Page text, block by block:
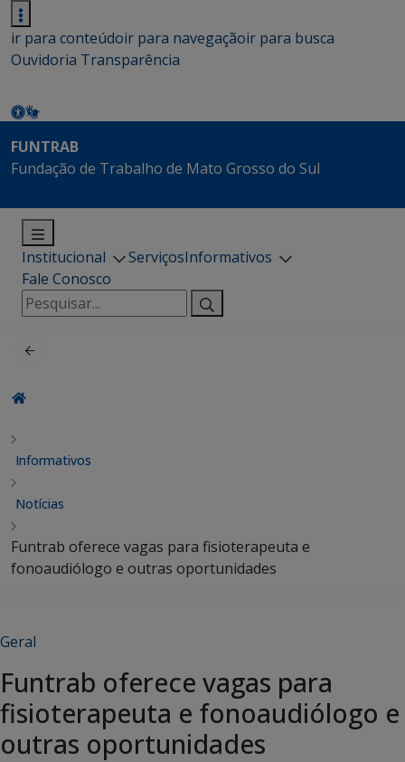
ir para conteúdoir para navegaçãoir para busca
Ouvidoria Transparência
FUNTRAB
Fundação de Trabalho de Mato Grosso do Sul
Institucional ServiçosInformativos
Fale Conosco
Pesquisar
por:
Informativos
Notícias
Funtrab oferece vagas para fisioterapeuta e
fonoaudiólogo e outras oportunidades
Geral
Funtrab oferece vagas para
fisioterapeuta e fonoaudiólogo e
outras oportunidades